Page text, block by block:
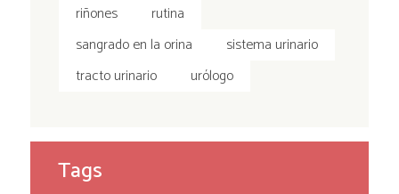
riñones
rutina
sangrado en la orina
sistema urinario
tracto urinario
urólogo
Tags